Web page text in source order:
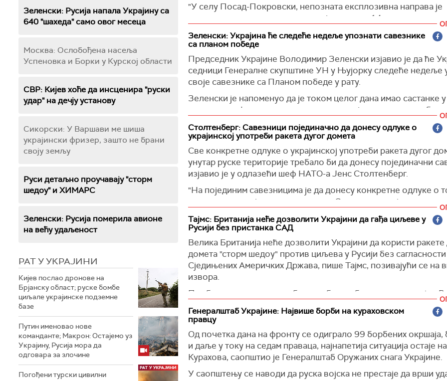
Зеленски: Русија напала Украјину са
640 "шахеда" само овог месеца
Москва: Ослобођена насеља
Успеновка и Борки у Курској области
СВР: Кијев хоће да инсценира "руски
удар" на дечју установу
Сикорски: У Варшави ме шиша
украјински фризер, зашто не брани
своју земљу
Руси детаљно проучавају "сторм
шедоу" и ХИМАРС
Зеленски: Русија померила авионе
на већу удаљеност
РАТ У УКРАЈИНИ
Кијев послао дронове на
Брјанску област; руске бомбе
циљале украјинске подземне
базе
Путин именовао нове
команданте; Макрон: Остајемо уз
Украјину, Русија мора да
одговара за злочине
Погођени турски цивилни
"У селу Посад-Покровски, непозната експлозивна направа је
експлодирала у шупи, услед чега је погинуо 14-годишњи
написао је Прокудин на
Телеграму
(Украинска правда
Зеленски: Украјина ће следеће недеље упознати савезнике
са планом победе
Председник Украјине Володимир Зеленски изјавио је да ће
седници Генералне скупштине УН у Њујорку следеће недеље
своје савезнике са Планом победе у рату.
Зеленски је напоменуо да је током целог дана имао састанке у
различитим форматима за припрему украјинског плана победе.
"Конкретно, на састанцима се разговарало о стварној
свих тачака овог плана. Војни садржај, политички, дипломатски,
економски... А кораци неопходни Украјини су већ одређени,
јасно. Шта нам може дати најјачу могућу позицију за
праведног мира", рекао је председник Украјине.
Председник Волидимир Зеленски је током дана имао више
са главнокомандујућим Оружаних снага Олександром Сирским
Рекао је да Украјина у операцији у Курској области делује
како је планирала.
(Укринформ / Танјуг)
Столтенберг: Савезници појединачно да донесу одлуке о
украјинској употреби ракета дугог домета
Све конкретне одлуке о украјинској употреби ракета дугог
унутар руске територије требало би да донесу појединачни
изјавио је у одлазећи шеф НАТО-а Јенс Столтенберг.
"На појединим савезницима је да донесу конкретне одлуке о
се њихово оружје може користити. Савезници имају различите
политике у вези с тим", рекао је Столтенберг.
(Reuters)
Тајмс: Британија неће дозволити Украјини да гађа циљеве у
Русији без пристанка САД
Велика Британија неће дозволити Украјини да користи ракете
домета "сторм шедоу" против циљева у Русији без сагласности
Сједињених Америчких Држава, пише Тајмс, позивајући се на
извора.
Пет бивших секретара одбране и бивши британски премијер
позвали су председника британске Владе Кира Стармера да
питању једностраног давања дозволе Украјини и упозорили
одлагања само охрабрити руског председника Владимира
Међутим, више извора из британске Владе навело је за Тајмс
Британија неће "поступити сама", јер су амерички системи за
Генералштаб Украјине: Највише борби на кураховском
правцу
Од почетка дана на фронту се одиграло 99 борбених окршаја,
и даље у току на седам праваца, најнапетија ситуација остаје
Курахова, саопштио је Генералштаб Оружаних снага Украјине.
У саопштењу се наводи да руска војска не престаје да врши